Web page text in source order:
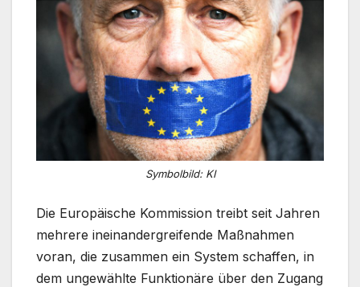
Symbolbild: KI
Die Europäische Kommission treibt seit Jahren
mehrere ineinandergreifende Maßnahmen
voran, die zusammen ein System schaffen, in
dem ungewählte Funktionäre über den Zugang